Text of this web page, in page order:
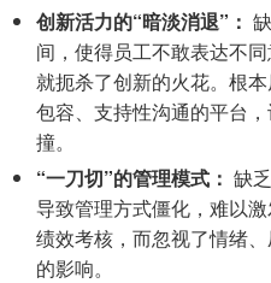
创新活力的“暗淡消退”：
间，使得员工不敢表达不
就扼杀了创新的火花。根
包容、支持性沟通的平台
撞。
“一刀切”的管理模式： 缺
导致管理方式僵化，难以
绩效考核，而忽视了情绪
的影响。